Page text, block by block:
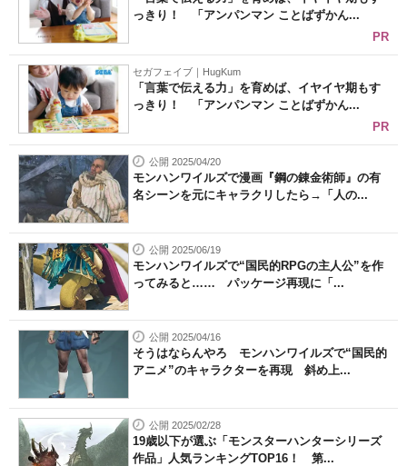
っきり！ 「アンパンマン ことばずかん...
PR
セガフェイブ｜HugKum
「言葉で伝える力」を育めば、イヤイヤ期もす
っきり！ 「アンパンマン ことばずかん...
PR
公開 2025/04/20
モンハンワイルズで漫画『鋼の錬金術師』の有
名シーンを元にキャラクリしたら→「人の...
公開 2025/06/19
モンハンワイルズで“国民的RPGの主人公”を作
ってみると…… パッケージ再現に「...
公開 2025/04/16
そうはならんやろ モンハンワイルズで“国民的
アニメ”のキャラクターを再現 斜め上...
公開 2025/02/28
19歳以下が選ぶ「モンスターハンターシリーズ
作品」人気ランキングTOP16！ 第...